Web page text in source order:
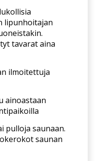
lipunhoitajan
tavarat aina
ilmoitettuja
ainoastaan
pulloja saunaan.
saunan